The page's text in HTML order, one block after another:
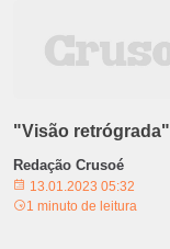
"Visão retrógrada"
Redação Crusoé
13.01.2023 05:32
1 minuto de leitura